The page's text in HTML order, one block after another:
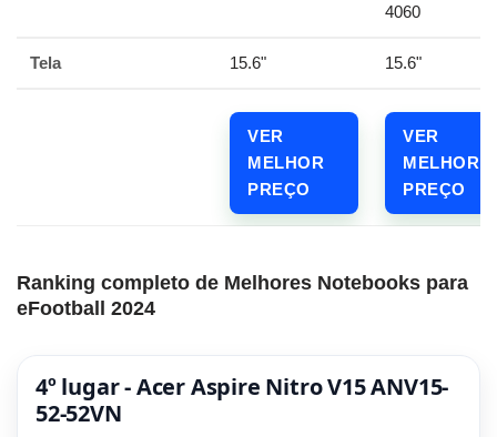
4060
Tela 15.6" 15.6"
VER
MELHOR
PREÇO
VER
MELHOR
PREÇO
Ranking completo de Melhores Notebooks para
eFootball 2024
4º lugar - Acer Aspire Nitro V15 ANV15-
52-52VN